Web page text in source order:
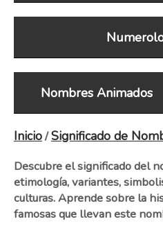
Nombres Animados
Inicio/Significado de
Descubre el significado del
etimología, variantes,
culturas. Aprende sobre la
famosas que llevan este